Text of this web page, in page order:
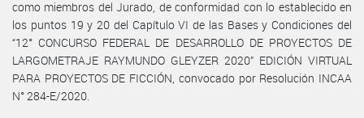
como miembros del Jurado, de conformidad con lo establecido en
los puntos 19 y 20 del Capítulo VI de las Bases y Condiciones del
“12° CONCURSO FEDERAL DE DESARROLLO DE PROYECTOS DE
LARGOMETRAJE RAYMUNDO GLEYZER 2020” EDICIÓN VIRTUAL
PARA PROYECTOS DE FICCIÓN, convocado por Resolución INCAA
N° 284-E/2020.